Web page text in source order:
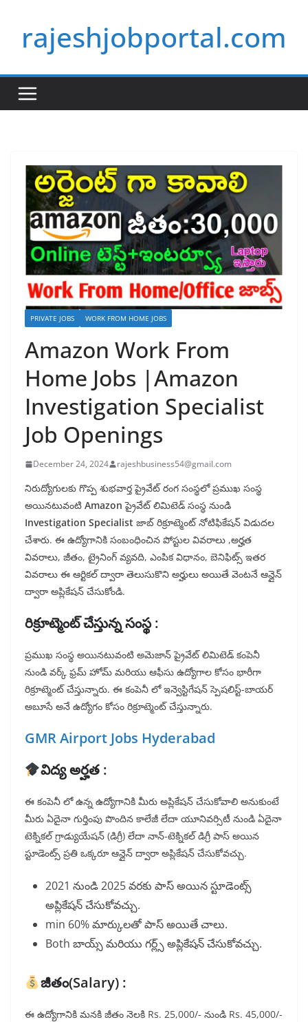
contentrajeshjobportal.com
PRIVATE JOBS WORK FROM HOME JOBS
Amazon Work From
Home Jobs |Amazon
Investigation Specialist
Job Openings
December 24, 2024 rajeshbusiness54@gmail.com
నిరుద్యోగులకు గొప్ప శుభవార్త ప్రైవేట్ రంగ సంస్థలో ప్రముఖ సంస్థ
అయినటువంటి Amazonప్రైవేట్ లిమిటెడ్ సంస్థ నుండి
Investigation Specialist జాబ్ రిక్రూట్మెంట్ నోటిఫికేషన్ విడుదల
చేశారు. ఈ ఉద్యోగానికి సంబంధించిన పోస్టుల వివరాలు ,అర్హత
వివరాలు, జీతం, ట్రైనింగ్ వ్యవది, ఎంపిక విధానం, బెనిఫిట్స్ ఇతర
వివరాలు ఈ ఆర్టికల్ ద్వారా తెలుసుకొని అర్హులు అయితే వెంటనే ఆన్లైన్
ద్వారా అప్లికేషన్ చేసుకోండి.
రిక్రూట్మెంట్ చేస్తున్న సంస్థ :
ప్రముఖ సంస్థ అయినటువంటి అమెజాన్ ప్రైవేట్ లిమిటెడ్ కంపెనీ
నుండి వర్క్ ఫ్రమ్ హోమ్ మరియు ఆఫీసు ఉద్యోగాల కోసం భారీగా
రిక్రూట్మెంట్ చేస్తున్నారు. ఈ కంపెనీ లో ఇన్వెస్టిగేషన్ స్పెషలిస్ట్-బాయర్
అబూసే అనే ఉద్యోగం కోసం రిక్రూట్మెంట్ చేస్తున్నారు.
GMR Airport Jobs Hyderabad
విద్య అర్హత :
ఈ కంపెనీ లో ఉన్న ఉద్యోగానికి మీరు అప్లికేషన్ చేసుకోవాలి అనుకుంటే
మీరు ఏదైనా గుర్తింపు పొందిన కాలేజీ లేదా యూనివర్సిటీ నుండి ఏదైనా
టెక్నికల్ గ్రాడ్యుయేషన్ (డిగ్రీ) లేదా నాన్-టెక్నికల్ డిగ్రీ పాస్ అయిన
స్టూడెంట్స్ ప్రతి ఒక్కరూ ఆన్లైన్ ద్వారా అప్లికేషన్ చేసుకోవచ్చు.
2021 నుండి 2025 వరకు పాస్ అయిన స్టూడెంట్స్
అప్లికేషన్ చేసుకోవచ్చు.
min 60% మార్కులతో పాస్ అయితే చాలు.
Both బాయ్స్ మరియు గర్ల్స్ అప్లికేషన్ చేసుకోవచ్చు.
జీతం(Salary) :
ఈ ఉద్యోగానికి మనకి జీతం నెలకి Rs. 25,000/- నుండి Rs. 45,000/-